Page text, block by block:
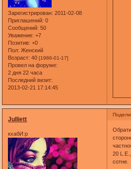
Зарегистрирован: 2011-02-08
Приглашений: 0
Сообщений: 50
Уважение: +7
Позитив: +0
Пол: Женский
Возраст: 40[1986-01-17]
Провел на форуме:
2 дня 22 часа
Последний визит:
2013-02-21 17:14:45
Julliett
кхабИ:р
20
сотне.